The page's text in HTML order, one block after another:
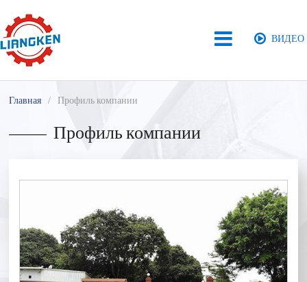
ВИДЕО
Главная Профиль компании
Профиль компании